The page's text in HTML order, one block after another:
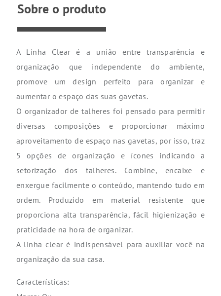
Sobre o produto
A Linha Clear é a união entre transparência e
organização que independente do ambiente,
promove um design perfeito para organizar e
aumentar o espaço das suas gavetas.
O organizador de talheres foi pensado para permitir
diversas composições e proporcionar máximo
aproveitamento de espaço nas gavetas, por isso, traz
5 opções de organização e ícones indicando a
setorização dos talheres. Combine, encaixe e
enxergue facilmente o conteúdo, mantendo tudo em
ordem. Produzido em material resistente que
proporciona alta transparência, fácil higienização e
praticidade na hora de organizar.
A linha clear é indispensável para auxiliar você na
organização da sua casa.
Características: